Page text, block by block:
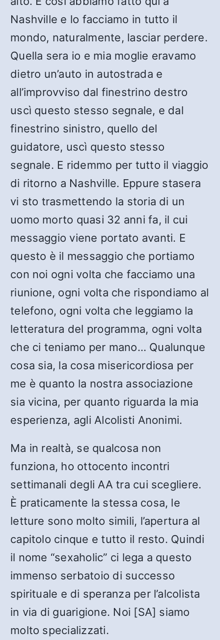
Nashville e lo facciamo in tutto il
mondo, naturalmente, lasciar perdere.
Quella sera io e mia moglie eravamo
dietro un’auto in autostrada e
all’improvviso dal finestrino destro
uscì questo stesso segnale, e dal
finestrino sinistro, quello del
guidatore, uscì questo stesso
segnale. E ridemmo per tutto il viaggio
di ritorno a Nashville. Eppure stasera
vi sto trasmettendo la storia di un
uomo morto quasi 32 anni fa, il cui
messaggio viene portato avanti. E
questo è il messaggio che portiamo
con noi ogni volta che facciamo una
riunione, ogni volta che rispondiamo al
telefono, ogni volta che leggiamo la
letteratura del programma, ogni volta
che ci teniamo per mano… Qualunque
cosa sia, la cosa misericordiosa per
me è quanto la nostra associazione
sia vicina, per quanto riguarda la mia
esperienza, agli Alcolisti Anonimi.
Ma in realtà, se qualcosa non
funziona, ho ottocento incontri
settimanali degli AA tra cui scegliere.
È praticamente la stessa cosa, le
letture sono molto simili, l’apertura al
capitolo cinque e tutto il resto. Quindi
il nome “sexaholic” ci lega a questo
immenso serbatoio di successo
spirituale e di speranza per l’alcolista
in via di guarigione. Noi [SA] siamo
molto specializzati.